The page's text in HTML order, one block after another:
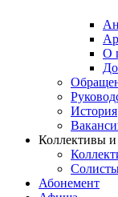
О
История
Коллективы
Абонемент